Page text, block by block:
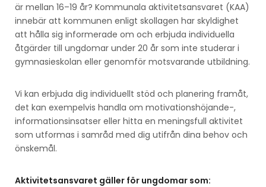
är mellan 16–19 år? Kommunala aktivitetsansvaret (KAA)
innebär att kommunen enligt skollagen har skyldighet
att hålla sig informerade om och erbjuda individuella
åtgärder till ungdomar under 20 år som inte studerar i
gymnasieskolan eller genomför motsvarande utbildning.
Vi kan erbjuda dig individuellt stöd och planering framåt,
det kan exempelvis handla om motivationshöjande-,
informationsinsatser eller hitta en meningsfull aktivitet
som utformas i samråd med dig utifrån dina behov och
önskemål.
Aktivitetsansvaret gäller för ungdomar som: